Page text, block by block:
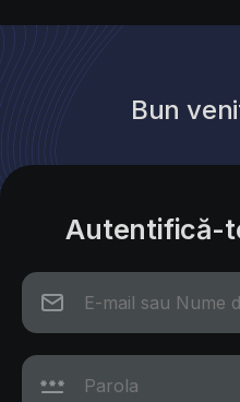
Bun
Autentifică-